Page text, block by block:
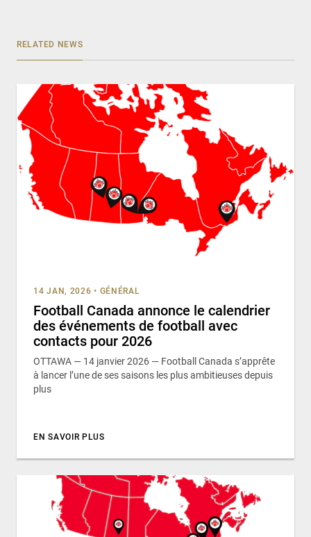
RELATED NEWS
14 JAN, 2026 • GÉNÉRAL
Football Canada annonce le calendrier
des événements de football avec
contacts pour 2026
OTTAWA — 14 janvier 2026 — Football Canada s’apprête
à lancer l’une de ses saisons les plus ambitieuses depuis
plus
EN SAVOIR PLUS